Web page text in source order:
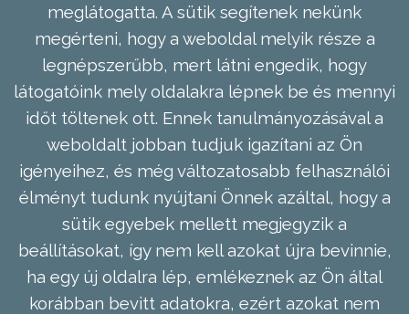
meglátogatta. A sütik segítenek nekünk
megérteni, hogy a weboldal melyik része a
legnépszerűbb, mert látni engedik, hogy
látogatóink mely oldalakra lépnek be és mennyi
időt töltenek ott. Ennek tanulmányozásával a
weboldalt jobban tudjuk igazítani az Ön
igényeihez, és még változatosabb felhasználói
élményt tudunk nyújtani Önnek azáltal, hogy a
sütik egyebek mellett megjegyzik a
beállításokat, így nem kell azokat újra bevinnie,
ha egy új oldalra lép, emlékeznek az Ön által
korábban bevitt adatokra, ezért azokat nem